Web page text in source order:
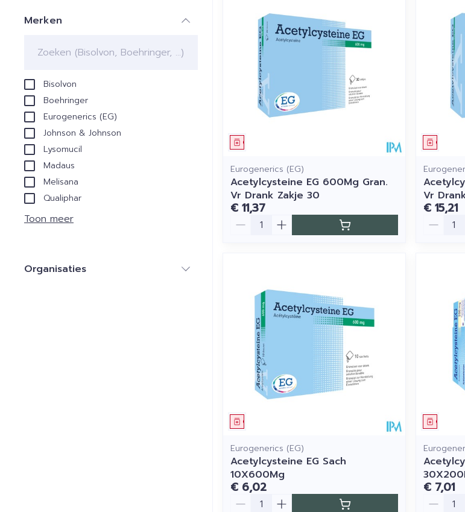
Merken
Bisolvon
Boehringer
Eurogenerics (EG)
Johnson & Johnson
Lysomucil
Madaus
Melisana
Qualiphar
Toon meer
Organisaties
Geneesmiddel
Eurogenerics (EG)
Acetylcysteine EG 600Mg Gran.
Vr Drank Zakje 30
€ 11,37
Aantal
Vr
€ 15,21
Aantal
Geneesmiddel
Eurogenerics (EG)
Acetylcysteine EG Sach
10X600Mg
€ 6,02
Aantal
€ 7,01
Aantal